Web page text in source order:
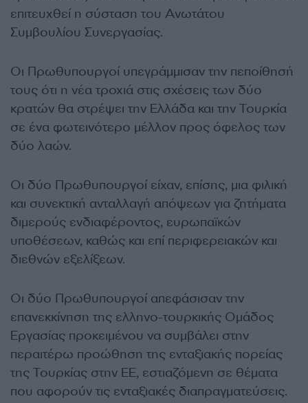
επιτευχθεί η σύσταση του Ανωτάτου
Συμβουλίου Συνεργασίας.
Οι Πρωθυπουργοί υπεγράμμισαν την πεποίθησή
τους ότι η νέα τροχιά στις σχέσεις των δύο
κρατών θα στρέψει την Ελλάδα και την Τουρκία
σε ένα φωτεινότερο μέλλον προς όφελος των
δύο λαών.
Οι δύο Πρωθυπουργοί είχαν, επίσης, μια φιλική
και συνεκτική ανταλλαγή απόψεων για ζητήματα
διμερούς ενδιαφέροντος, ευρωπαϊκών
υποθέσεων, καθώς και επί περιφερειακών και
διεθνών εξελίξεων.
Οι δύο Πρωθυπουργοί απεφάσισαν την
επανεκκίνηση της ελληνο-τουρκικής Ομάδος
Εργασίας προκειμένου να συμβάλει στην
περαιτέρω προώθηση της ενταξιακής πορείας
της Τουρκίας στην ΕΕ, εστιαζόμενη σε θέματα
που αφορούν τις ενταξιακές διαπραγματεύσεις.